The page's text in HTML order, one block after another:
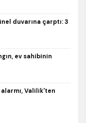
duvarına çarptı: 3
ev sahibinin
alarmı, Valilik'ten